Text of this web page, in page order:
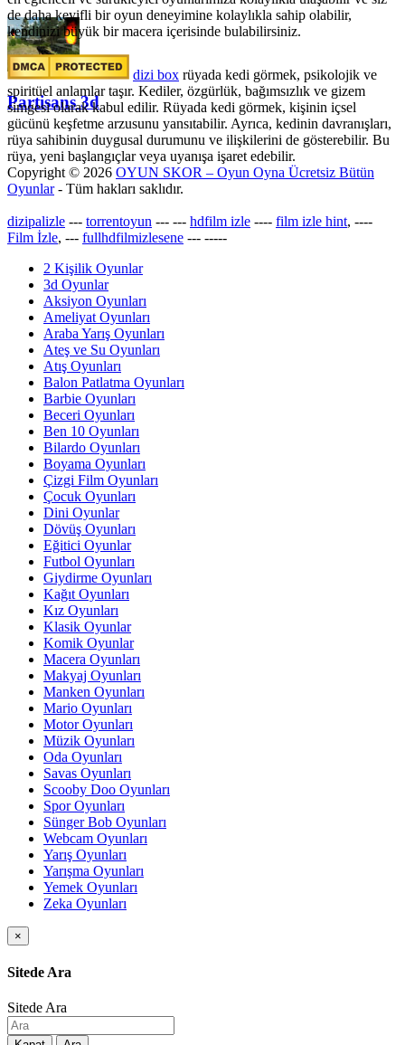
Partisans 3d
de daha keyifli bir oyun deneyimine kolaylıkla sahip olabilir,
kendinizi büyük bir macera içerisinde bulabilirsiniz.
dizi box rüyada kedi görmek​, psikolojik ve
spiritüel anlamlar taşır. Kediler, özgürlük, bağımsızlık ve gizem
simgesi olarak kabul edilir. Rüyada kedi görmek, kişinin içsel
gücünü keşfetme arzusunu yansıtabilir. Ayrıca, kedinin davranışları,
rüya sahibinin duygusal durumunu ve ilişkilerini de gösterebilir. Bu
rüya, yeni başlangıçlar veya uyanışa işaret edebilir.
Copyright © 2026 OYUN SKOR – Oyun Oyna Ücretsiz Bütün
Oyunlar- Tüm hakları saklıdır.
dizipalizle --- torrentoyun --- --- hdfilm izle ---- film izle hint, ----
Film İzle, --- fullhdfilmizlesene --- -----
2 Kişilik Oyunlar
3d Oyunlar
Aksiyon Oyunları
Ameliyat Oyunları
Araba Yarış Oyunları
Ateş ve Su Oyunları
Atış Oyunları
Balon Patlatma Oyunları
Barbie Oyunları
Beceri Oyunları
Ben 10 Oyunları
Bilardo Oyunları
Boyama Oyunları
Çizgi Film Oyunları
Çocuk Oyunları
Dini Oyunlar
Dövüş Oyunları
Eğitici Oyunlar
Futbol Oyunları
Giydirme Oyunları
Kağıt Oyunları
Kız Oyunları
Klasik Oyunlar
Komik Oyunlar
Macera Oyunları
Makyaj Oyunları
Manken Oyunları
Mario Oyunları
Motor Oyunları
Müzik Oyunları
Oda Oyunları
Savas Oyunları
Scooby Doo Oyunları
Spor Oyunları
Sünger Bob Oyunları
Webcam Oyunları
Yarış Oyunları
Yarışma Oyunları
Yemek Oyunları
Zeka Oyunları
×
Sitede Ara
Sitede Ara